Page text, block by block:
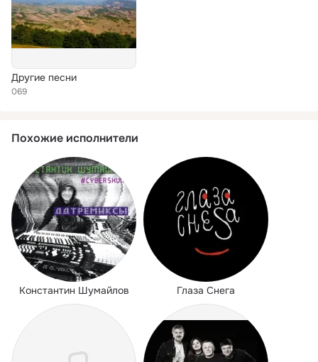
Другие песни
069
Похожие исполнители
Константин Шумайлов Глаза Снега